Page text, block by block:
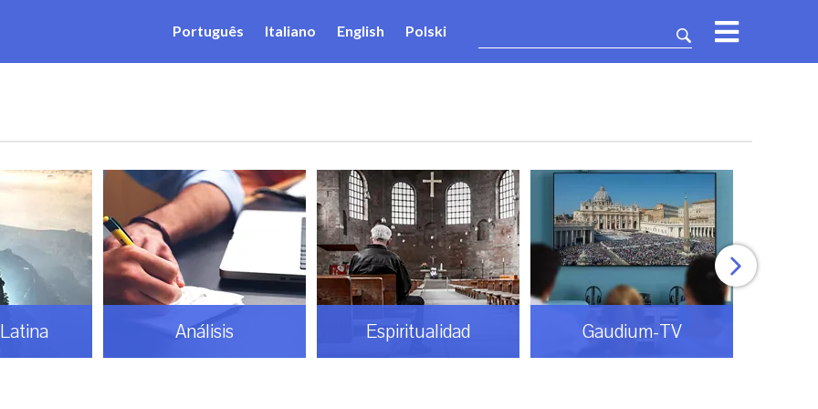
Português Italiano English Polski
Análisis Espiritualidad Gaudium-TV